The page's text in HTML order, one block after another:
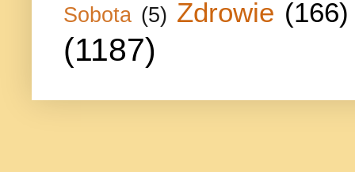
Sobota (5) Zdrowie (166)
(1187)